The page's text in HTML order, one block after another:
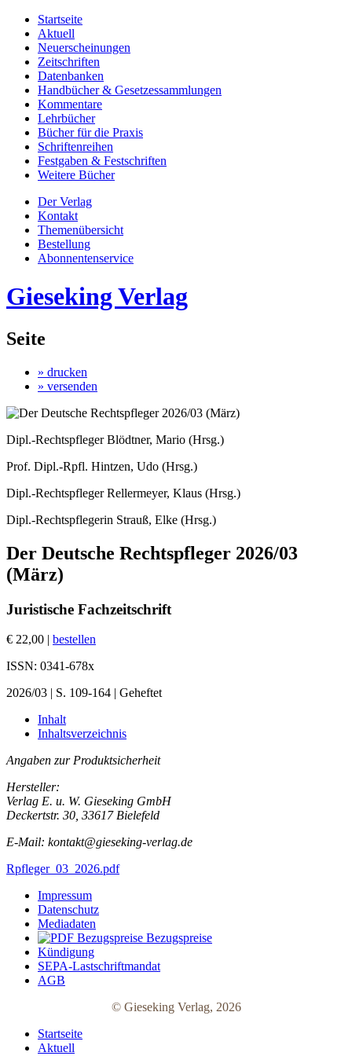
Startseite
Aktuell
Neuerscheinungen
Zeitschriften
Datenbanken
Handbücher & Gesetzessammlungen
Kommentare
Lehrbücher
Bücher für die Praxis
Schriftenreihen
Festgaben & Festschriften
Weitere Bücher
Der Verlag
Kontakt
Themenübersicht
Bestellung
Abonnentenservice
Gieseking Verlag
Seite
» drucken
» versenden
Dipl.-Rechtspfleger Blödtner, Mario (Hrsg.)
Prof. Dipl.-Rpfl. Hintzen, Udo (Hrsg.)
Dipl.-Rechtspfleger Rellermeyer, Klaus (Hrsg.)
Dipl.-Rechtspflegerin Strauß, Elke (Hrsg.)
Der Deutsche Rechtspfleger 2026/03
(März)
Juristische Fachzeitschrift
€ 22,00 | bestellen
ISSN: 0341-678x
2026/03 | S. 109-164 | Geheftet
Inhalt
Inhaltsverzeichnis
Angaben zur Produktsicherheit
Hersteller:
Verlag E. u. W. Gieseking GmbH
Deckertstr. 30, 33617 Bielefeld
E-Mail: kontakt@gieseking-verlag.de
Rpfleger_03_2026.pdf
Impressum
Datenschutz
Mediadaten
Bezugspreise
Kündigung
SEPA-Lastschriftmandat
AGB
© Gieseking Verlag, 2026
Startseite
Aktuell